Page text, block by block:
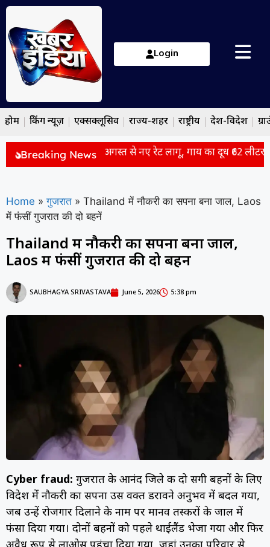
Login
होम ब्रेकिंग न्यूज़ एक्सक्लूसिव राज्य-शहर राष्ट्रीय देश-विदेश
Breaking News
में दूध हुआ ₹2 महंगा, 11 अगस्त से नए रेट लागू, गाय का दूध ₹62 लीटर
Home » गुजरात » Thailand में नौकरी का सपना बना जाल, Laos
में फंसीं गुजरात की दो बहनें
Thailand में नौकरी का सपना बना जाल,
Laos में फंसीं गुजरात की दो बहनें
SAUBHAGYA SRIVASTAVA June 5, 2026 5:38 pm
Cyber fraud: गुजरात के आनंद जिले की दो सगी बहनों के लिए
विदेश में नौकरी का सपना उस वक्त डरावने अनुभव में बदल गया,
जब उन्हें रोजगार दिलाने के नाम पर मानव तस्करों के जाल में
फंसा दिया गया। दोनों बहनों को पहले थाईलैंड भेजा गया और फिर